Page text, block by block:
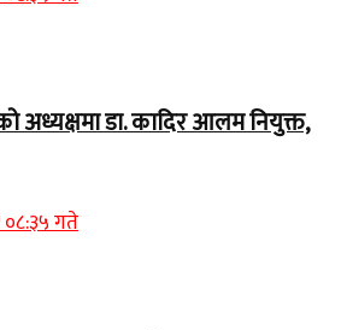
अध्यक्षमा डा. कादिर आलम नियुक्त,
०८:३५ गते